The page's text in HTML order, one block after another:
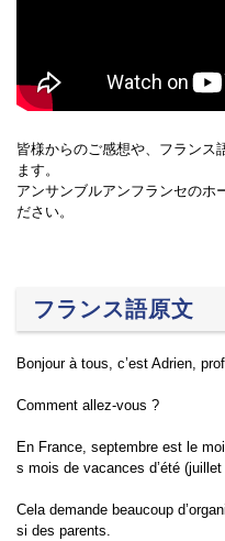
皆様からのご感想や、フランス
ます。
アンサンブルアンフランセのホ
ださい。
フランス語原文
Bonjour à tous, c’est Adrien,
Comment allez-vous ?
En France, septembre est le
s mois de vacances d’été
Cela demande beaucoup
si des parents.